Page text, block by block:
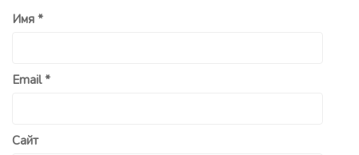
Имя *
Email*
Сайт